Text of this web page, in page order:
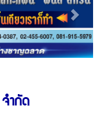
ำกัด